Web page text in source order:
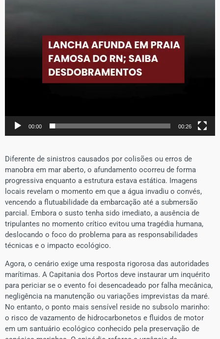
00:00 00:26
​Diferente de sinistros causados por colisões ou erros de
manobra em mar aberto, o afundamento ocorreu de forma
progressiva enquanto a estrutura estava estática. Imagens
locais revelam o momento em que a água invadiu o convés,
vencendo a flutuabilidade da embarcação até a submersão
parcial. Embora o susto tenha sido imediato, a ausência de
tripulantes no momento crítico evitou uma tragédia humana,
deslocando o foco do problema para as responsabilidades
técnicas e o impacto ecológico.
​Agora, o cenário exige uma resposta rigorosa das autoridades
marítimas. A Capitania dos Portos deve instaurar um inquérito
para periciar se o evento foi desencadeado por falha mecânica,
negligência na manutenção ou variações imprevistas da maré.
No entanto, o ponto mais sensível reside no subsolo marinho:
o risco de vazamento de hidrocarbonetos e fluidos de motor
em um santuário ecológico conhecido pela preservação de